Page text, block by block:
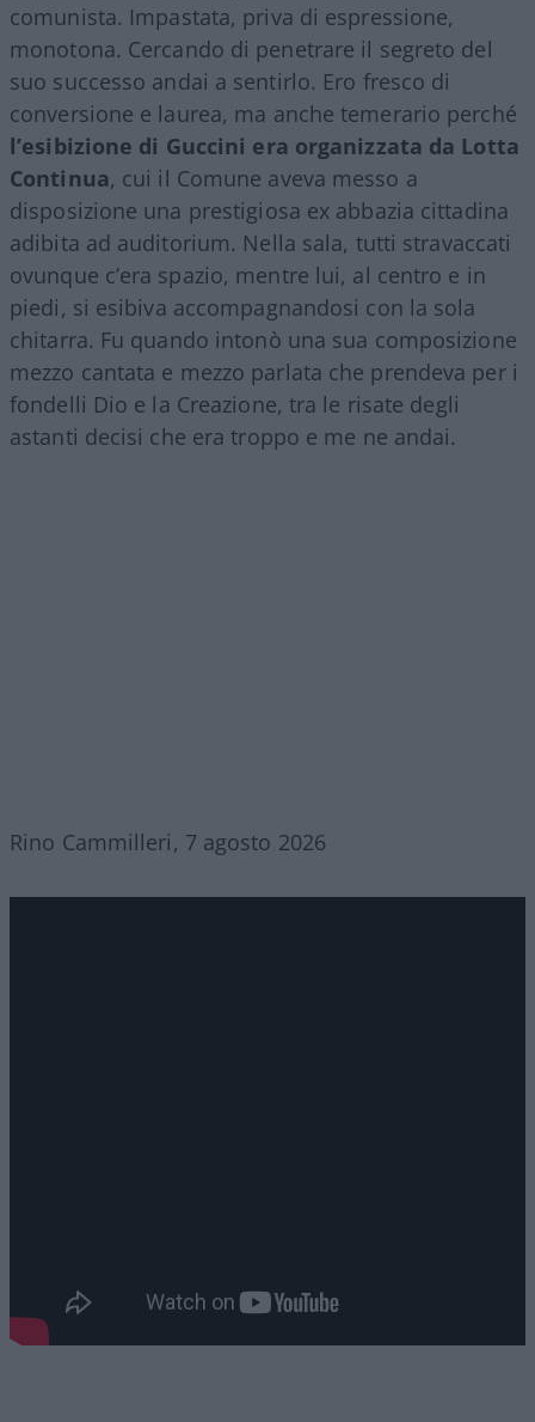
comunista. Impastata, priva di espressione,
monotona. Cercando di penetrare il segreto del
suo successo andai a sentirlo. Ero fresco di
conversione e laurea, ma anche temerario perché
l’esibizione di Guccini era organizzata da Lotta
Continua, cui il Comune aveva messo a
disposizione una prestigiosa ex abbazia cittadina
adibita ad auditorium. Nella sala, tutti stravaccati
ovunque c’era spazio, mentre lui, al centro e in
piedi, si esibiva accompagnandosi con la sola
chitarra. Fu quando intonò una sua composizione
mezzo cantata e mezzo parlata che prendeva per i
fondelli Dio e la Creazione, tra le risate degli
astanti decisi che era troppo e me ne andai.
Rino Cammilleri, 7 agosto 2026